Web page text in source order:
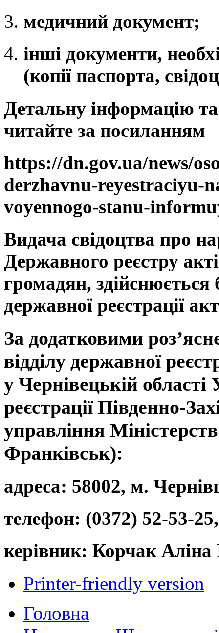
медичний документ;
інші документи,
(копії паспорта,
Детальну інформацію
читайте за посиланням
https://dn.gov.ua/news/
derzhavnu-reyestraciyu-
voyennogo-stanu-
Видача свідоцтва про
Державного реєстру
громадян, здійснюється
державної реєстрації
За додатковими
відділу державної
у Чернівецькій
реєстрації Південно-
управління
Франківськ):
адреса: 58002, м.
телефон: (0372) 52-53-
керівник: Корчак Аліна
Printer-friendly version
Головна